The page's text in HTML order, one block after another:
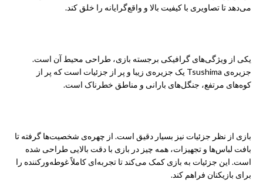
می‌دهد تا تصاویری با کیفیت بالا و واقع‌گرایانه را خلق کند.
یکی از ویژگی‌های گرافیکی برجسته بازی، طراحی محیط آن است.
جزیره‌ی Tsushima یک جزیره‌ی زیبا و پر از جزئیات است که پر از
کوه‌های مرتفع، جنگل‌های بارانی و مناطق خطرناک است.
بازی از نظر جزئیات نیز بسیار دقیق است. از چهره‌ی شخصیت‌ها گرفته تا
بافت لباس‌ها و تجهیزات، همه چیز در بازی با دقت بالایی طراحی شده
است. این جزئیات به بازی کمک می‌کند تا تجربه‌ای کاملاً غوطه‌ورکننده را
برای بازیکنان فراهم کند.